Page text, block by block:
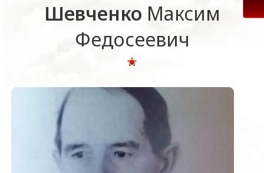
Шевченко Максим
Федосеевич